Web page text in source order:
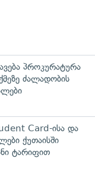
პროკურატურა
ძალადობის
Card-ისა და
ქუთაისში
ტარიფით